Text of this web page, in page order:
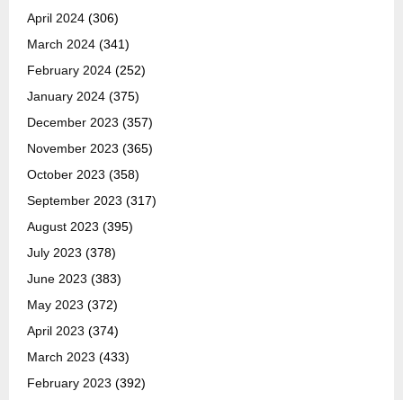
April 2024 (306)
March 2024 (341)
February 2024 (252)
January 2024 (375)
December 2023 (357)
November 2023 (365)
October 2023 (358)
September 2023 (317)
August 2023 (395)
July 2023 (378)
June 2023 (383)
May 2023 (372)
April 2023 (374)
March 2023 (433)
February 2023 (392)